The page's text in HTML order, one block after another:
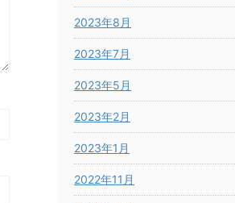
2023年8月
2023年7月
2023年5月
2023年2月
2023年1月
2022年11月